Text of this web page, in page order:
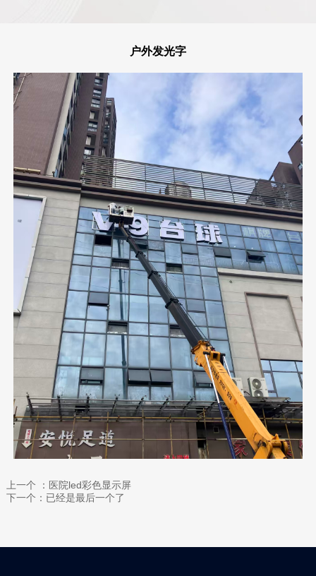
户外发光字
上一个 ：医院led彩色显示屏
下一个：已经是最后一个了